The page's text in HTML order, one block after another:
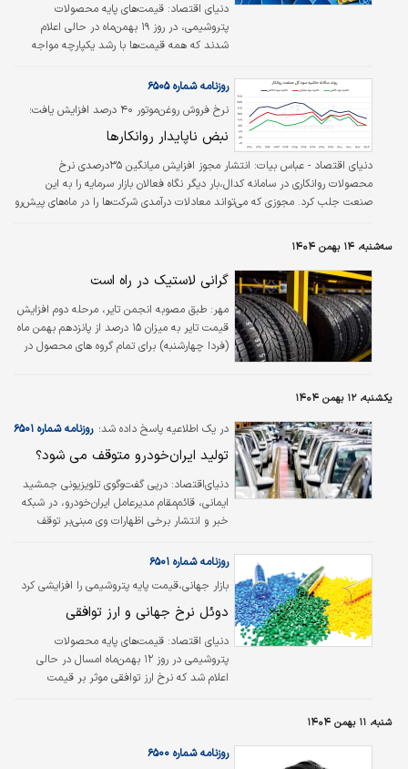
دنیای اقتصاد: قیمت‌های پایه محصولات
پتروشیمی، در روز ۱۹ بهمن‌ماه در حالی اعلام
شدند که همه قیمت‌ها با رشد یکپارچه مواجه
افزایش قیمت‌های پایه شده و این در حالی است
تحت‌تاثیر روند مثبت بهای نفت در مسیر صعودی
قرار دارد و این موضوع نیز بر بازار داخلی
نرخ فروش روغن‌موتور ۴۰ درصد افزایش‌ یافت؛
روزنامه شماره ۶۵۰۵
نبض ناپایدار روانکارها
دنیای اقتصاد - عباس بیات:
انتشار مجوز افزایش میانگین ۳۵‌درصدی نرخ
محصولات روانکاری در سامانه کدال،‌بار دیگر نگاه فعالان بازار سرمایه را به این
صنعت جلب کرد. مجوزی که می‌تواند معادلات درآمدی شرکت‌ها را در ماه‌های پیش‌رو
هم تولید و هم فروش روند کاهشی را تجربه کرده‌اند. موضوعی که از ضعف نسبی
تقاضا و برخی محدودیت‌های عملیاتی حکایت دارد، با این‌حال رشد نرخ‌های فروش
باعث‌شده درآمد‌ریالی شرکت‌ها مسیر متفاوتی را طی کند و ارزش فروش تحت‌تاثیر
همین…
سه‌شنبه، ۱۴ بهمن ۱۴۰۴
گرانی لاستیک در راه است
مهر: طبق مصوبه انجمن تایر، مرحله دوم افزایش
قیمت تایر به میزان ۱۵ درصد از پانزدهم بهمن ماه
(فردا چهارشنبه) برای تمام گروه های محصول در
یکشنبه، ۱۲ بهمن ۱۴۰۴
در یک اطلاعیه پاسخ داده شد؛ روزنامه شماره ۶۵۰۱
تولید ایران‌خودرو متوقف می شود؟
دنیای‌اقتصاد: درپی گفت‌وگوی تلویزیونی جمشید
ایمانی، قائم‌‌‌‌‌‌‌‌مقام مدیرعامل ایران‌خودرو، در شبکه
خبر و انتشار برخی اظهارات وی مبنی‌بر توقف
شرکت ایران‌خودرو در اطلاعیه‌ای خلاف‌واقع‌بودن
توقف تولید را اعلام کرد.
بازار جهانی،‌قیمت پایه پتروشیمی را افزایشی کرد
روزنامه شماره ۶۵۰۱
دوئل نرخ جهانی و ارز توافقی
دنیای اقتصاد: قیمت‌های پایه محصولات
پتروشیمی در روز ۱۲ بهمن‌ماه امسال در حالی
اعلام شد که نرخ ارز توافقی موثر بر قیمت
پلیمری‌ها و شیمیایی‌ها تحت‌تاثیر روند صعودی
شنبه، ۱۱ بهمن ۱۴۰۴
روزنامه شماره ۶۵۰۰